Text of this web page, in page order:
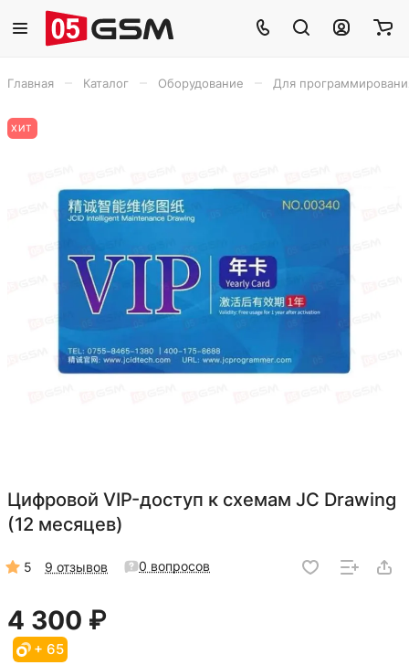
Главная Каталог Оборудование Для
ХИТ
Цифровой VIP-доступ к схемам JC Drawing
(12 месяцев)
5 9 отзывов 0 вопросов
4 300 ₽
+ 65